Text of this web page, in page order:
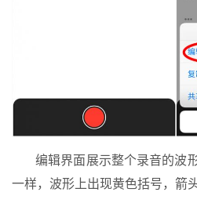
编辑界面展示整个录音的波
一样，波形上出现黄色括号，箭